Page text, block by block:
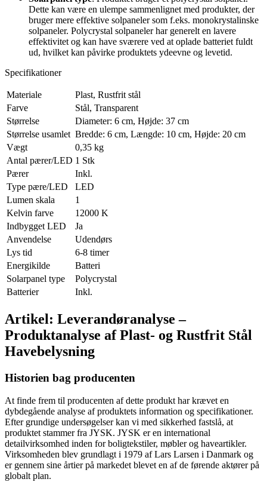
Dette kan være en ulempe sammenlignet med produkter, der
bruger mere effektive solpaneler som f.eks. monokrystalinske
solpaneler. Polycrystal solpaneler har generelt en lavere
effektivitet og kan have sværere ved at oplade batteriet fuldt
ud, hvilket kan påvirke produktets ydeevne og levetid.
Specifikationer
Materiale
Plast, Rustfrit stål
Farve
Stål, Transparent
Størrelse
Diameter: 6 cm, Højde: 37 cm
Størrelse usamlet Bredde: 6 cm, Længde: 10 cm, Højde: 20 cm
Vægt
0,35 kg
Antal pærer/LED 1 Stk
Pærer
Inkl.
Type pære/LED
LED
Lumen skala
1
Kelvin farve
12000 K
Indbygget LED
Ja
Anvendelse
Udendørs
Lys tid
6-8 timer
Energikilde
Batteri
Solarpanel type
Polycrystal
Batterier
Inkl.
Artikel: Leverandøranalyse –
Produktanalyse af Plast- og Rustfrit Stål
Havebelysning
Historien bag producenten
At finde frem til producenten af dette produkt har krævet en
dybdegående analyse af produktets information og specifikationer.
Efter grundige undersøgelser kan vi med sikkerhed fastslå, at
produktet stammer fra JYSK. JYSK er en international
detailvirksomhed inden for boligtekstiler, møbler og haveartikler.
Virksomheden blev grundlagt i 1979 af Lars Larsen i Danmark og
er gennem sine årtier på markedet blevet en af de førende aktører på
globalt plan.